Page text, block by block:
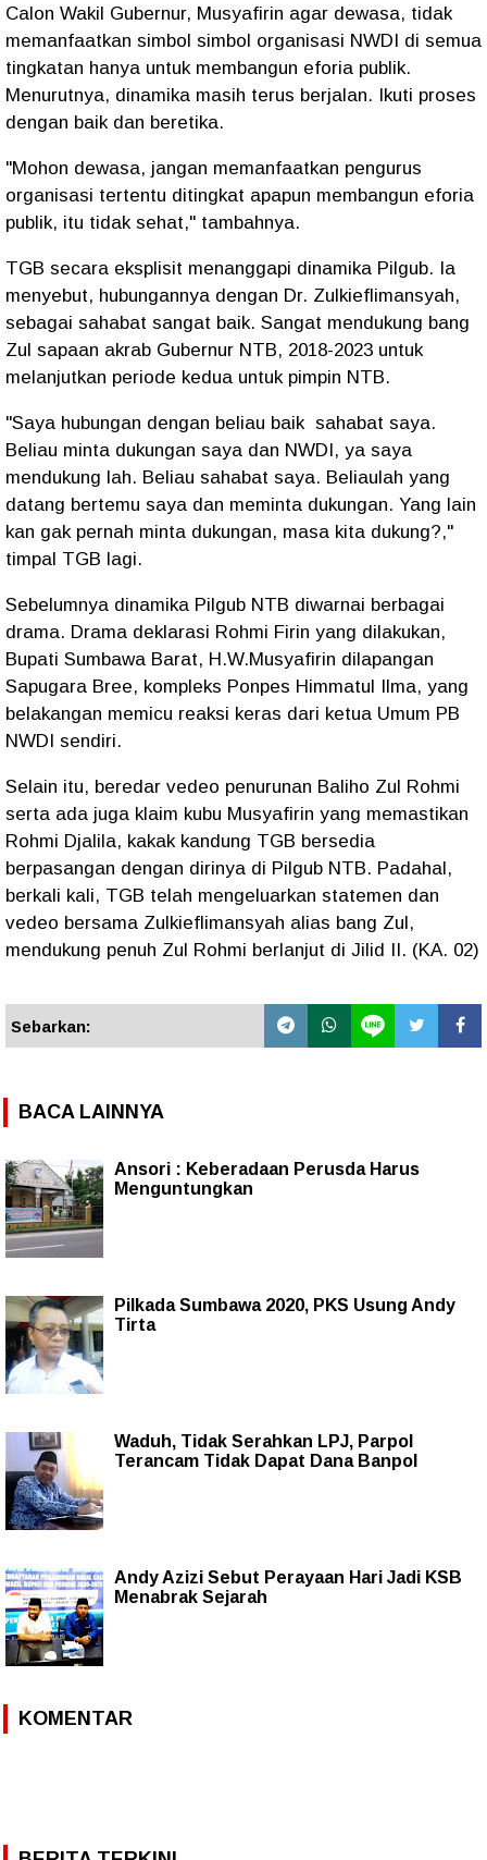
Calon Wakil Gubernur, Musyafirin agar dewasa, tidak
memanfaatkan simbol simbol organisasi NWDI di semua
tingkatan hanya untuk membangun eforia publik.
Menurutnya, dinamika masih terus berjalan. Ikuti proses
dengan baik dan beretika.
"Mohon dewasa, jangan memanfaatkan pengurus
organisasi tertentu ditingkat apapun membangun eforia
publik, itu tidak sehat," tambahnya.
TGB secara eksplisit menanggapi dinamika Pilgub. Ia
menyebut, hubungannya dengan Dr. Zulkieflimansyah,
sebagai sahabat sangat baik. Sangat mendukung bang
Zul sapaan akrab Gubernur NTB, 2018-2023 untuk
melanjutkan periode kedua untuk pimpin NTB.
"Saya hubungan dengan beliau baik sahabat saya.
Beliau minta dukungan saya dan NWDI, ya saya
mendukung lah. Beliau sahabat saya. Beliaulah yang
datang bertemu saya dan meminta dukungan. Yang lain
kan gak pernah minta dukungan, masa kita dukung?,"
timpal TGB lagi.
Sebelumnya dinamika Pilgub NTB diwarnai berbagai
drama. Drama deklarasi Rohmi Firin yang dilakukan,
Bupati Sumbawa Barat, H.W.Musyafirin dilapangan
Sapugara Bree, kompleks Ponpes Himmatul Ilma, yang
belakangan memicu reaksi keras dari ketua Umum PB
NWDI sendiri.
Selain itu, beredar vedeo penurunan Baliho Zul Rohmi
serta ada juga klaim kubu Musyafirin yang memastikan
Rohmi Djalila, kakak kandung TGB bersedia
berpasangan dengan dirinya di Pilgub NTB. Padahal,
berkali kali, TGB telah mengeluarkan statemen dan
vedeo bersama Zulkieflimansyah alias bang Zul,
mendukung penuh Zul Rohmi berlanjut di Jilid II. (KA. 02)
Sebarkan:
BACA LAINNYA
Ansori : Keberadaan Perusda Harus
Menguntungkan
Pilkada Sumbawa 2020, PKS Usung Andy
Tirta
Waduh, Tidak Serahkan LPJ, Parpol
Terancam Tidak Dapat Dana Banpol
Andy Azizi Sebut Perayaan Hari Jadi KSB
Menabrak Sejarah
KOMENTAR